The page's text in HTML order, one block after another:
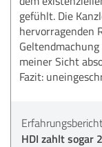
gefühlt. Die
hervorragenden
meiner Sicht
Fazit:
HDI zahlt sogar